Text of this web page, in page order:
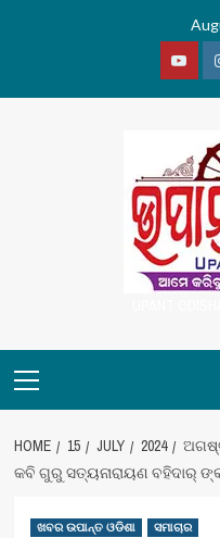
Menu
HOME 15 JULY 2024
କବି ଗୁରୁ ସତ୍ୟନାରାୟଣ ବହିଦାର୍
ଖବର ଉପାନ୍ତ ଓଡିଶା ସମାଚାର